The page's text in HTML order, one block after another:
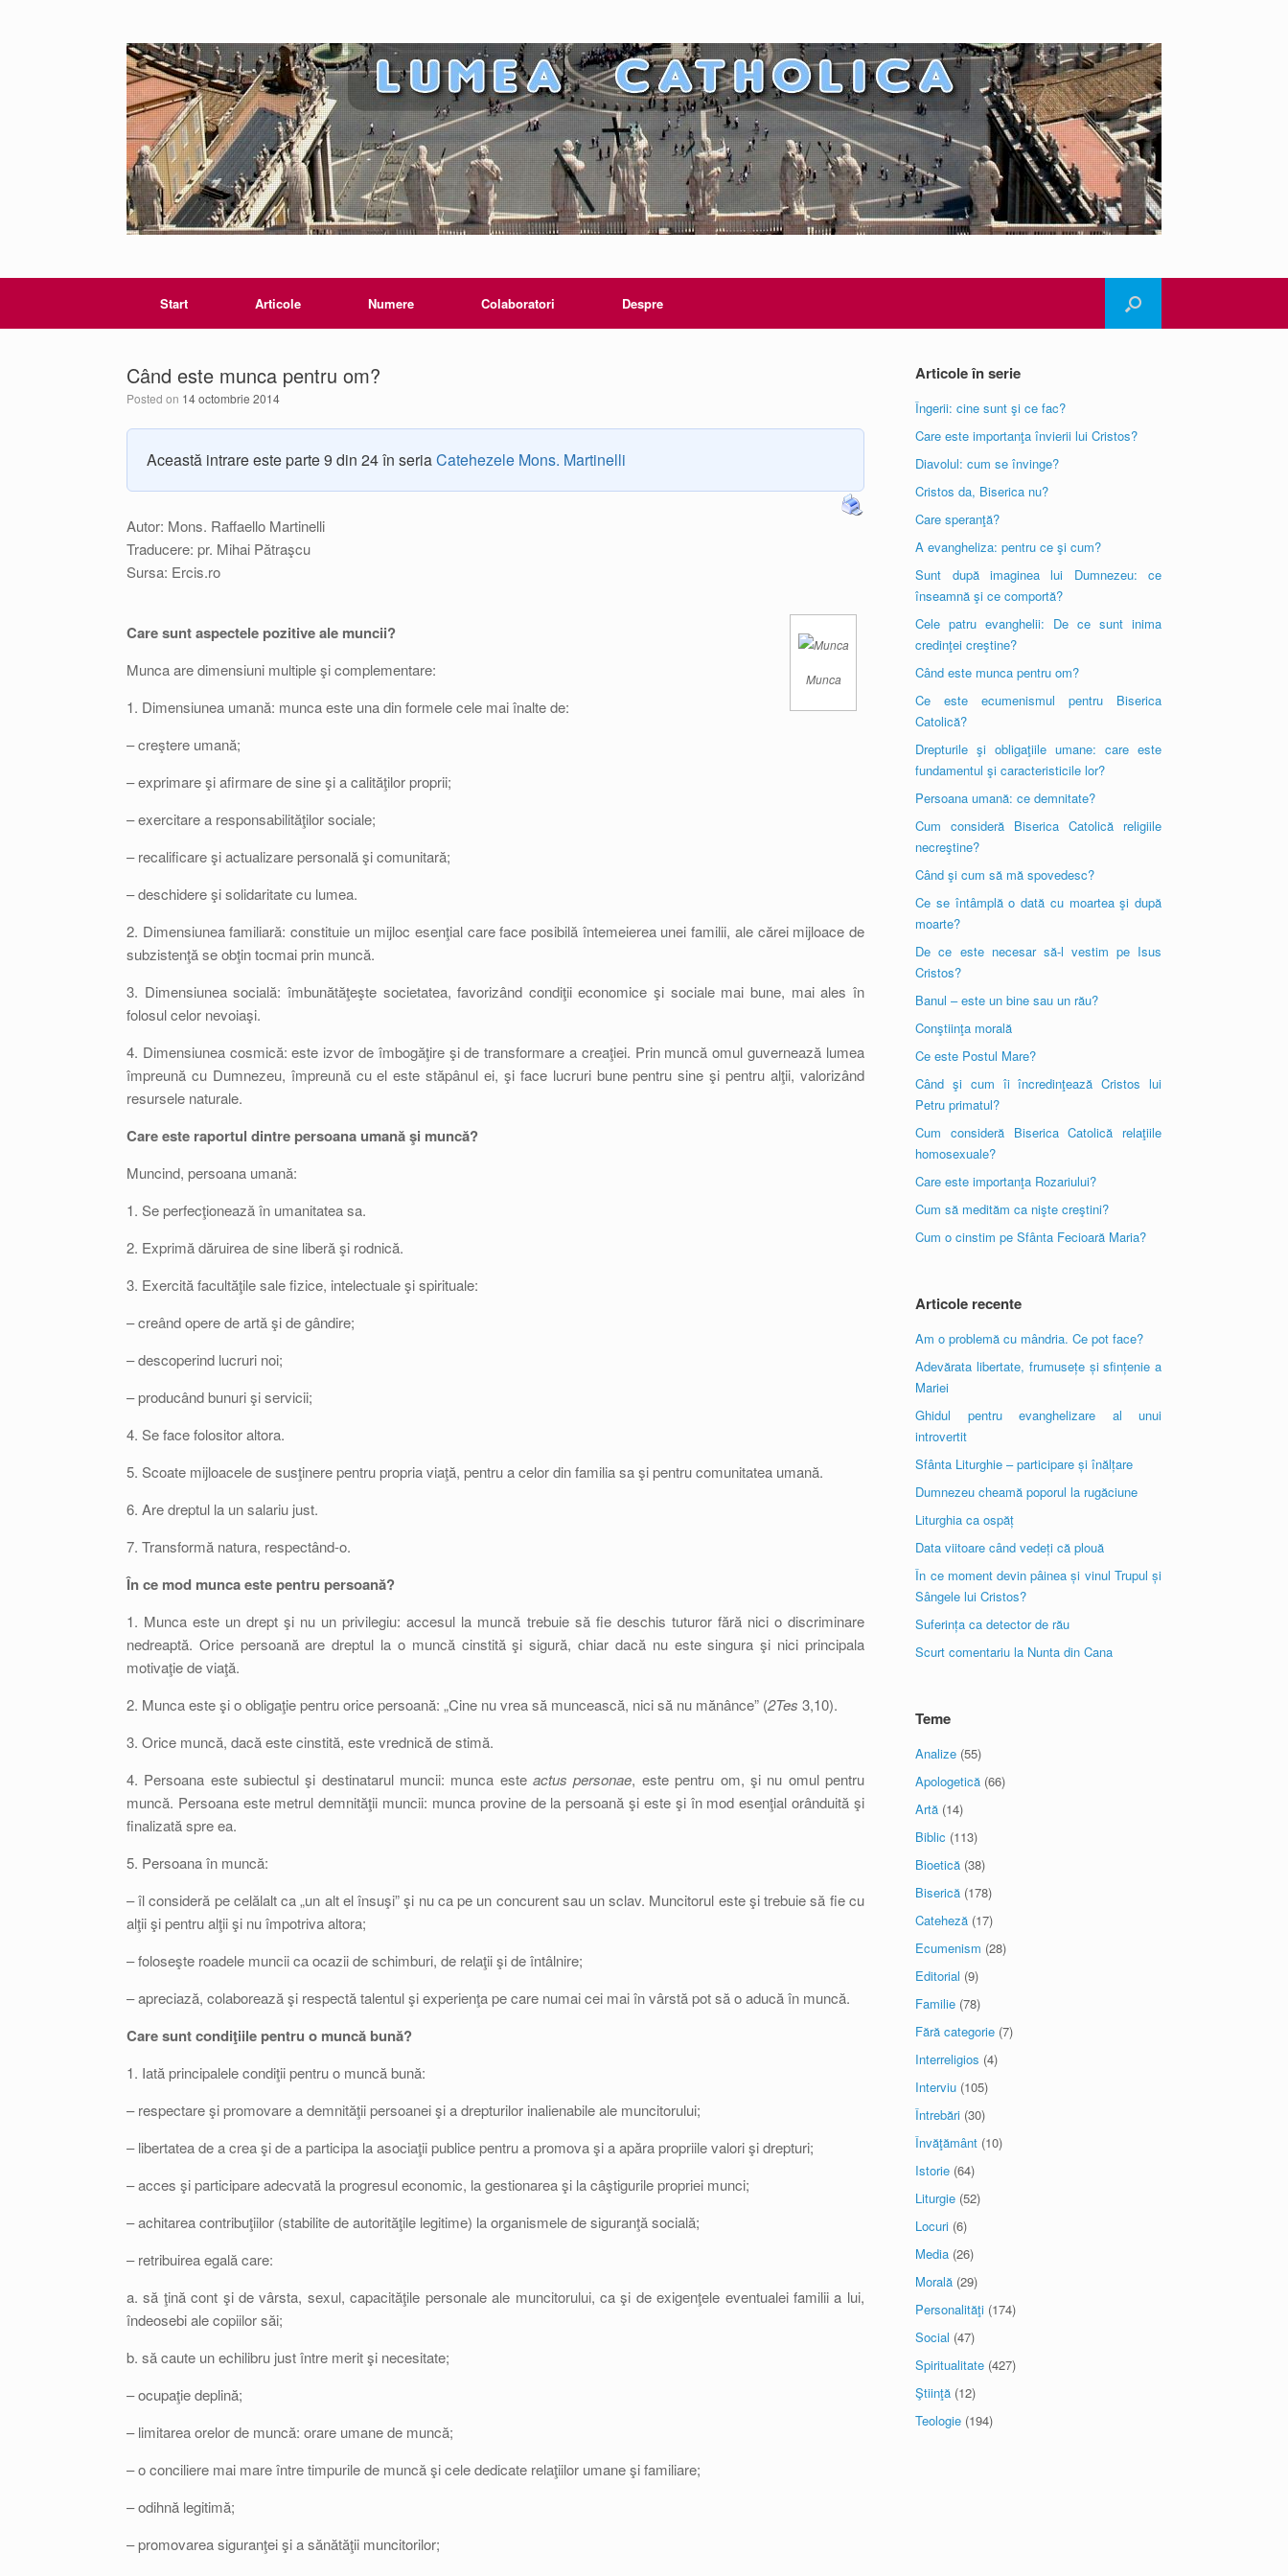
Start Articole Numere Colaboratori Despre
Când este munca pentru om?
Posted on 14 octombrie 2014
Această intrare este parte 9 din 24 în seriaCatehezele Mons. Martinelli
Autor: Mons. Raffaello Martinelli
Traducere: pr. Mihai Pătraşcu
Sursa: Ercis.ro
Munca
Care sunt aspectele pozitive ale muncii?
Munca are dimensiuni multiple şi complementare:
1. Dimensiunea umană: munca este una din formele cele mai înalte de:
– creştere umană;
– exprimare şi afirmare de sine şi a calităţilor proprii;
– exercitare a responsabilităţilor sociale;
– recalificare şi actualizare personală şi comunitară;
– deschidere şi solidaritate cu lumea.
2. Dimensiunea familiară: constituie un mijloc esenţial care face posibilă întemeierea unei familii, ale cărei mijloace de
subzistenţă se obţin tocmai prin muncă.
3. Dimensiunea socială: îmbunătăţeşte societatea, favorizând condiţii economice şi sociale mai bune, mai ales în
folosul celor nevoiaşi.
4. Dimensiunea cosmică: este izvor de îmbogăţire şi de transformare a creaţiei. Prin muncă omul guvernează lumea
împreună cu Dumnezeu, împreună cu el este stăpânul ei, şi face lucruri bune pentru sine şi pentru alţii, valorizând
resursele naturale.
Care este raportul dintre persoana umană şi muncă?
Muncind, persoana umană:
1. Se perfecţionează în umanitatea sa.
2. Exprimă dăruirea de sine liberă şi rodnică.
3. Exercită facultăţile sale fizice, intelectuale şi spirituale:
– creând opere de artă şi de gândire;
– descoperind lucruri noi;
– producând bunuri şi servicii;
4. Se face folositor altora.
5. Scoate mijloacele de susţinere pentru propria viaţă, pentru a celor din familia sa şi pentru comunitatea umană.
6. Are dreptul la un salariu just.
7. Transformă natura, respectând-o.
În ce mod munca este pentru persoană?
1. Munca este un drept şi nu un privilegiu: accesul la muncă trebuie să fie deschis tuturor fără nici o discriminare
nedreaptă. Orice persoană are dreptul la o muncă cinstită şi sigură, chiar dacă nu este singura şi nici principala
motivaţie de viaţă.
2. Munca este şi o obligaţie pentru orice persoană: „Cine nu vrea să muncească, nici să nu mănânce” (2Tes 3,10).
3. Orice muncă, dacă este cinstită, este vrednică de stimă.
4. Persoana este subiectul şi destinatarul muncii: munca esteactus personae, este pentru om, şi nu omul pentru
muncă. Persoana este metrul demnităţii muncii: munca provine de la persoană şi este şi în mod esenţial orânduită şi
finalizată spre ea.
5. Persoana în muncă:
– îl consideră pe celălalt ca „un alt el însuşi” şi nu ca pe un concurent sau un sclav. Muncitorul este şi trebuie să fie cu
alţii şi pentru alţii şi nu împotriva altora;
– foloseşte roadele muncii ca ocazii de schimburi, de relaţii şi de întâlnire;
– apreciază, colaborează şi respectă talentul şi experienţa pe care numai cei mai în vârstă pot să o aducă în muncă.
Care sunt condiţiile pentru o muncă bună?
1. Iată principalele condiţii pentru o muncă bună:
– respectare şi promovare a demnităţii persoanei şi a drepturilor inalienabile ale muncitorului;
– libertatea de a crea şi de a participa la asociaţii publice pentru a promova şi a apăra propriile valori şi drepturi;
– acces şi participare adecvată la progresul economic, la gestionarea şi la câştigurile propriei munci;
– achitarea contribuţiilor (stabilite de autorităţile legitime) la organismele de siguranţă socială;
– retribuirea egală care:
a. să ţină cont şi de vârsta, sexul, capacităţile personale ale muncitorului, ca şi de exigenţele eventualei familii a lui,
îndeosebi ale copiilor săi;
b. să caute un echilibru just între merit şi necesitate;
– ocupaţie deplină;
– limitarea orelor de muncă: orare umane de muncă;
– o conciliere mai mare între timpurile de muncă şi cele dedicate relaţiilor umane şi familiare;
– odihnă legitimă;
– promovarea siguranţei şi a sănătăţii muncitorilor;
Articole în serie
Îngerii: cine sunt şi ce fac?
Care este importanţa învierii lui Cristos?
Diavolul: cum se învinge?
Cristos da, Biserica nu?
Care speranţă?
A evangheliza: pentru ce şi cum?
Sunt după imaginea lui Dumnezeu: ce
înseamnă şi ce comportă?
Cele patru evanghelii: De ce sunt inima
credinţei creştine?
Când este munca pentru om?
Ce este ecumenismul pentru Biserica
Catolică?
Drepturile şi obligaţiile umane: care este
fundamentul şi caracteristicile lor?
Persoana umană: ce demnitate?
Cum consideră Biserica Catolică religiile
necreştine?
Când şi cum să mă spovedesc?
Ce se întâmplă o dată cu moartea şi după
moarte?
De ce este necesar să-l vestim pe Isus
Cristos?
Banul – este un bine sau un rău?
Conştiinţa morală
Ce este Postul Mare?
Când şi cum îi încredinţează Cristos lui
Petru primatul?
Cum consideră Biserica Catolică relaţiile
homosexuale?
Care este importanţa Rozariului?
Cum să medităm ca nişte creştini?
Cum o cinstim pe Sfânta Fecioară Maria?
Articole recente
Am o problemă cu mândria. Ce pot face?
Adevărata libertate, frumusețe și sfințenie a
Mariei
Ghidul pentru evanghelizare al unui
introvertit
Sfânta Liturghie – participare și înălțare
Dumnezeu cheamă poporul la rugăciune
Liturghia ca ospăț
Data viitoare când vedeți că plouă
În ce moment devin pâinea și vinul Trupul și
Sângele lui Cristos?
Suferința ca detector de rău
Scurt comentariu la Nunta din Cana
Teme
Analize (55)
Apologetică (66)
Artă (14)
Biblic (113)
Bioetică (38)
Biserică (178)
Cateheză (17)
Ecumenism (28)
Editorial (9)
Familie (78)
Fără categorie (7)
Interreligios (4)
Interviu (105)
Întrebări (30)
Învăţământ (10)
Istorie (64)
Liturgie (52)
Locuri (6)
Media (26)
Morală (29)
Personalităţi (174)
Social (47)
Spiritualitate (427)
Ştiinţă (12)
Teologie (194)